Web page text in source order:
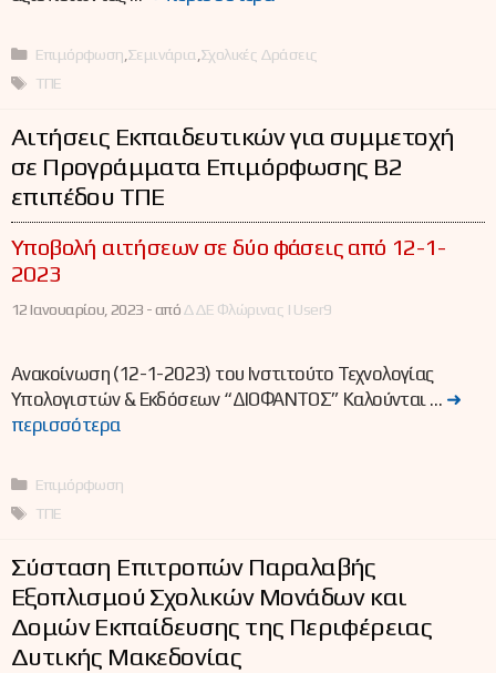
Κατηγορίες
Επιμόρφωση Σεμινάρια Σχολικές Δράσεις
Ετικέτες
ΤΠΕ
Αιτήσεις Εκπαιδευτικών για συμμετοχή
σε Προγράμματα Επιμόρφωσης Β2
επιπέδου ΤΠΕ
Υποβολή αιτήσεων σε δύο φάσεις από 12-1-
2023
12 Ιανουαρίου, 2023 -απόΔΔΕ Φλώρινας | User9
Ανακοίνωση (12-1-2023) του Ινστιτούτο Τεχνολογίας
Υπολογιστών & Εκδόσεων “ΔΙΟΦΑΝΤΟΣ” Καλούνται … ➜
περισσότερα
Κατηγορίες
Επιμόρφωση
Ετικέτες
ΤΠΕ
Σύσταση Επιτροπών Παραλαβής
Εξοπλισμού Σχολικών Μονάδων και
Δομών Εκπαίδευσης της Περιφέρειας
Δυτικής Μακεδονίας